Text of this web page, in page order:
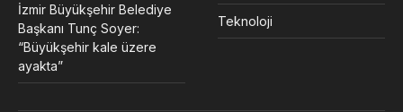
İzmir Büyükşehir Belediye
Başkanı Tunç Soyer:
“Büyükşehir kale üzere
ayakta”
Teknoloji